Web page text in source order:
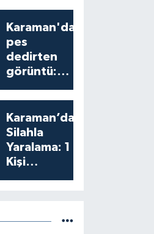
Karaman'da
pes
dedirten
görüntü:
yumruklayıp
yediler,
artıklarını
kamelyada
bıraktılar
Karaman’da
Silahla
Yaralama: 1
Kişi